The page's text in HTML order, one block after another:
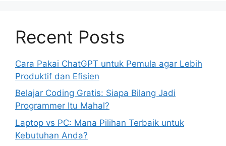
Recent Posts
Cara Pakai ChatGPT untuk Pemula agar Lebih
Produktif dan Efisien
Belajar Coding Gratis: Siapa Bilang Jadi
Programmer Itu Mahal?
Laptop vs PC: Mana Pilihan Terbaik untuk
Kebutuhan Anda?